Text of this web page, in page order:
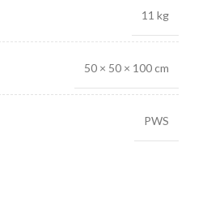
11 kg
50 × 50 × 100 cm
PWS